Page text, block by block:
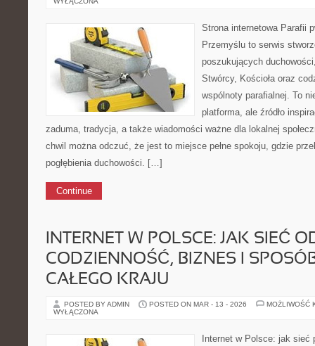
Strona internetowa Parafii
Przemyślu to serwis
poszukujących
Stwórcy, Kościoła oraz
wspólnoty parafialnej. To
platforma, ale źródło
zaduma, tradycja, a także wiadomości ważne dla lokalnej
chwil można odczuć, że jest to miejsce pełne spokoju, gdzie
pogłębienia duchowości. […]
Continue
INTERNET W POLSCE: JAK SIEĆ
CODZIENNOŚĆ, BIZNES I
CAŁEGO KRAJU
POSTED BY ADMIN POSTED ON MAR - 13 - 2026
MOŻLIWOŚĆ
WYŁĄCZONA
Internet w Polsce: jak sieć